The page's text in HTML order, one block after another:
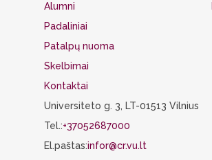
Alumni
Padaliniai
Patalpų nuoma
Skelbimai
Kontaktai
Universiteto g. 3, LT-01513 Vilnius
Tel.:+37052687000
El.paštas:infor@cr.vu.lt